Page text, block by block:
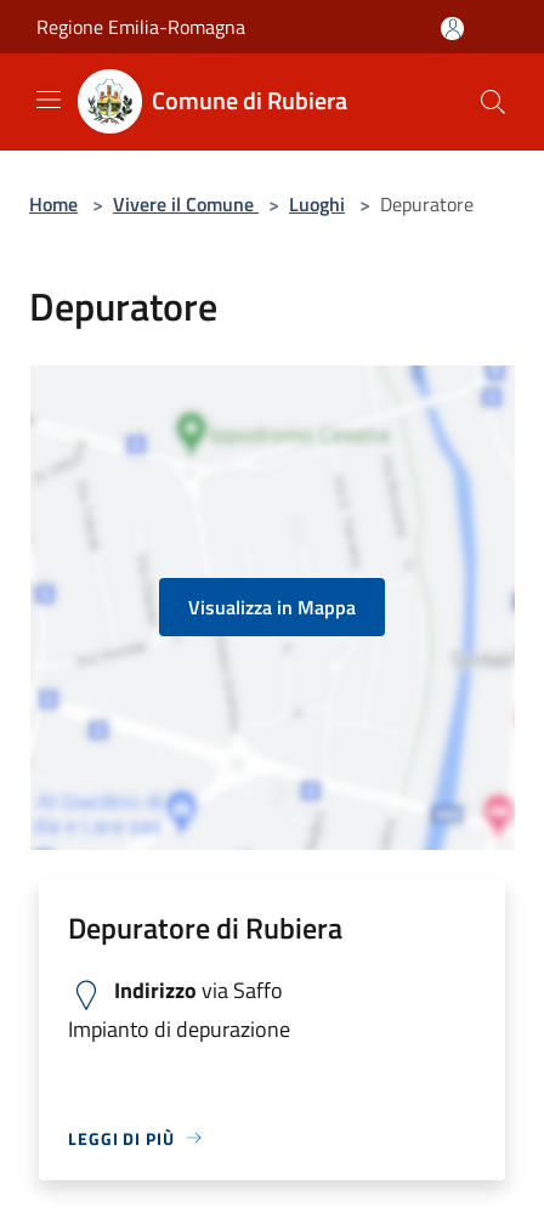
Salta al contenuto principale
Regione Emilia-Romagna
Comune di Rubiera
Home > Vivere il Comune > Luoghi > Depuratore
Depuratore
Visualizza in Mappa
Depuratore di Rubiera
Indirizzovia Saffo
Impianto di depurazione
LEGGI DI PIÙ